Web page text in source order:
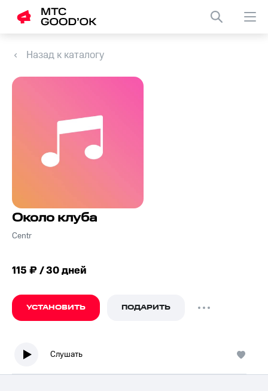
Назад к каталогу
Около клуба
Centr
115 ₽ / 30 дней
УСТАНОВИТЬ ПОДАРИТЬ
Слушать